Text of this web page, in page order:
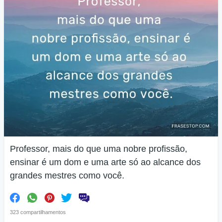
Professor, mais do que uma nobre profissão,
ensinar é um dom e uma arte só ao alcance dos
grandes mestres como você.
323 compartilhamentos